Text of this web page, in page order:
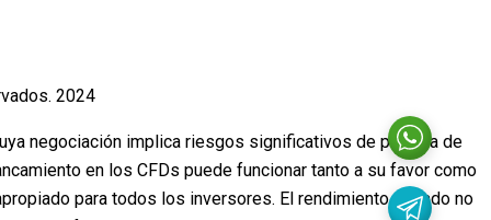
2024
negociación implica riesgos significativos de pérdida de
en los CFDs puede funcionar tanto a su favor como
para todos los inversores. El rendimiento pasado no